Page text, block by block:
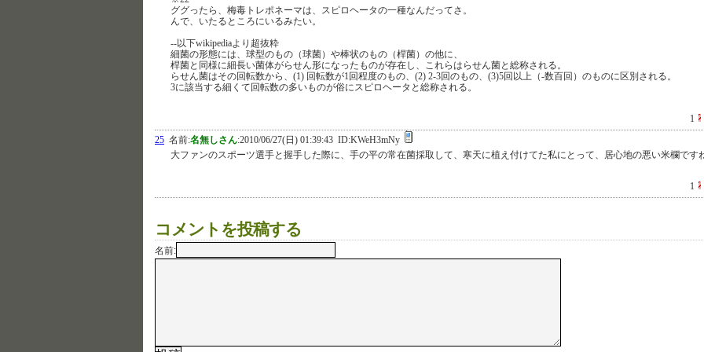
ググったら、梅毒トレポネーマは、スピロヘータの一種なんだってさ。
んで、いたるところにいるみたい。
--以下wikipediaより超抜粋
細菌の形態には、球型のもの（球菌）や棒状のもの（桿菌）の他に、
桿菌と同様に細長い菌体がらせん形になったものが存在し、これらはらせん菌と総称される。
らせん菌はその回転数から、(1) 回転数が1回程度のもの、(2) 2-3回のもの、(3)5回以上（-数百回）のものに区別される。
3に該当する細くて回転数の多いものが俗にスピロヘータと総称される。
1
25 名前:名無しさん:2010/06/27(日) 01:39:43 ID:KWeH3mNy
大ファンのスポーツ選手と握手した際に、手の平の常在菌採取して、寒天に植え付けてた私にとって、居心地の悪い米欄です
1
コメントを投稿する
名前: